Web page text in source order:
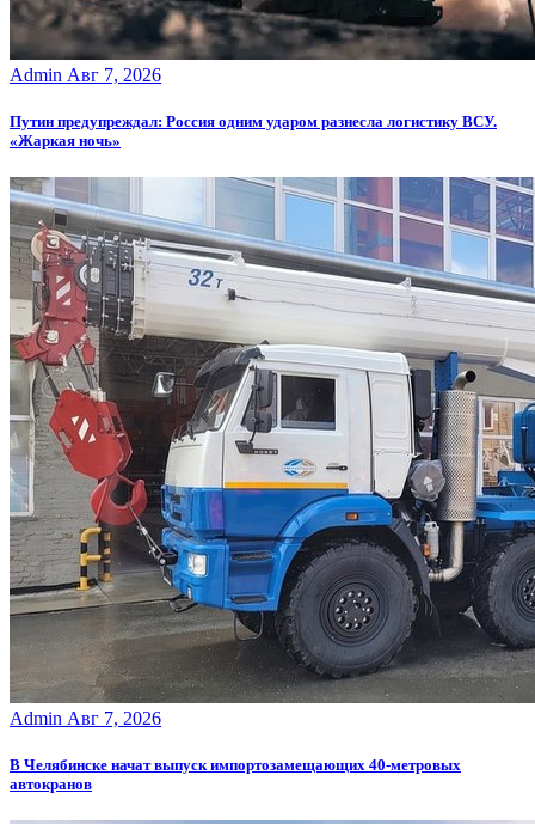
Admin Авг 7, 2026
Путин предупреждал: Россия одним ударом разнесла логистику ВСУ.
«Жаркая ночь»
Admin Авг 7, 2026
В Челябинске начат выпуск импортозамещающих 40-метровых
автокранов